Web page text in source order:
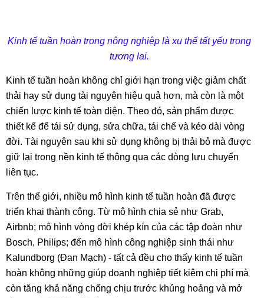
Kinh tế tuần hoàn trong nông nghiệp là xu thế tất yếu trong
tương lai.
Kinh tế tuần hoàn không chỉ giới hạn trong việc giảm chất
thải hay sử dụng tài nguyên hiệu quả hơn, mà còn là một
chiến lược kinh tế toàn diện. Theo đó, sản phẩm được
thiết kế để tái sử dụng, sửa chữa, tái chế và kéo dài vòng
đời. Tài nguyên sau khi sử dụng không bị thải bỏ mà được
giữ lại trong nền kinh tế thông qua các dòng lưu chuyển
liên tục.
Trên thế giới, nhiều mô hình kinh tế tuần hoàn đã được
triển khai thành công. Từ mô hình chia sẻ như Grab,
Airbnb; mô hình vòng đời khép kín của các tập đoàn như
Bosch, Philips; đến mô hình công nghiệp sinh thái như
Kalundborg (Đan Mạch) - tất cả đều cho thấy kinh tế tuần
hoàn không những giúp doanh nghiệp tiết kiệm chi phí mà
còn tăng khả năng chống chịu trước khủng hoảng và mở